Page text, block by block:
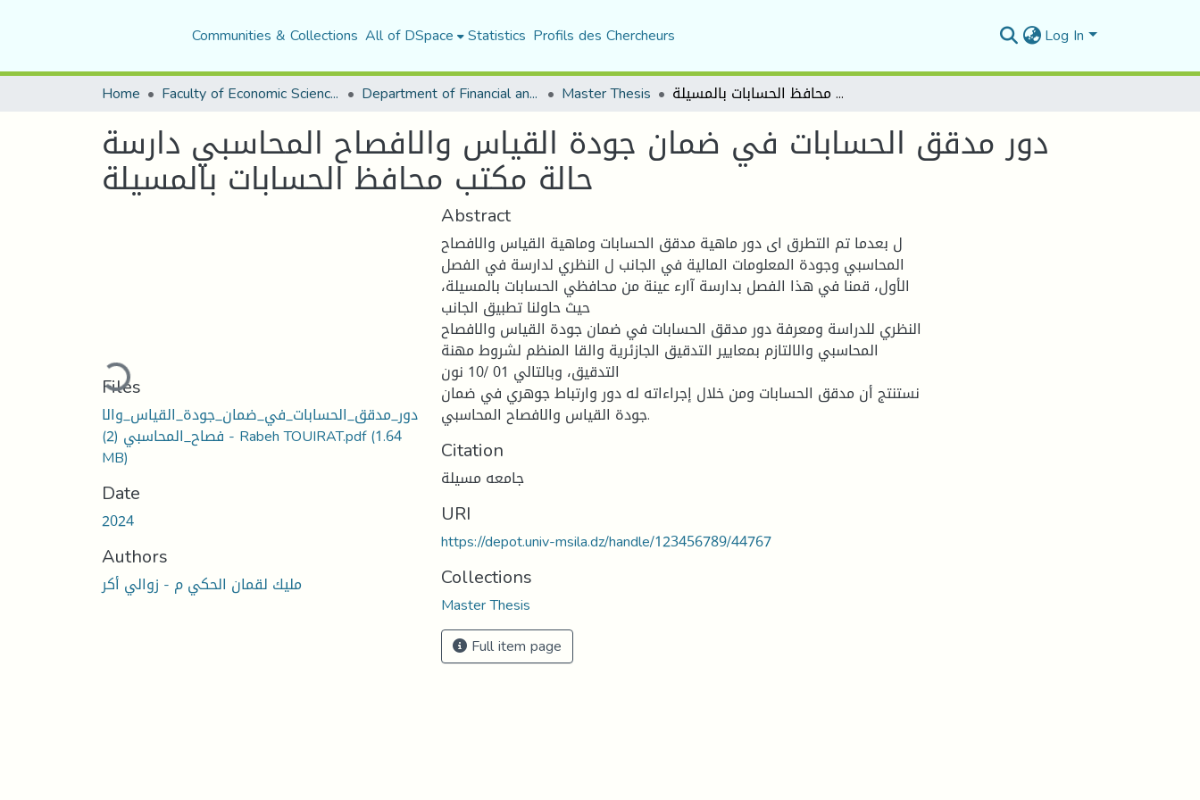
Communities & Collections All of DSpace Statistics Profils des Chercheurs Log In
Home Faculty of Economic Sciences, Commerce and Management Sciences Department of Financial and Accounting Sciences Master Thesis دور مدقق الحسابات في ضمان جودة القياس والافصاح المحاسبي دارسة حالة مكتب محافظ الحسابات بالمسيلة
دور مدقق الحسابات في ضمان جودة القياس والافصاح المحاسبي دارسة
حالة مكتب محافظ الحسابات بالمسيلة
Loading...
Files
دور_مدقق_الحسابات_في_ضمان_جودة_القياس_والا
فصاح_المحاسبي (2) - Rabeh TOUIRAT.pdf(1.64
MB)
Date
2024
Authors
مليك لقمان الحكي م - زوالي أكر
Abstract
ل بعدما تم التطرق اى دور ماهية مدقق الحسابات وماهية القياس والافصاح
المحاسبي وجودة المعلومات المالية في الجانب ل النظري لدارسة في الفصل
الأول، قمنا في هذا الفصل بدارسة آارء عينة من محافظي الحسابات بالمسيلة،
حيث حاولنا تطبيق الجانب
النظري للدراسة ومعرفة دور مدقق الحسابات في ضمان جودة القياس والافصاح
المحاسبي والالتازم بمعايير التدقيق الجازئرية والقا المنظم لشروط مهنة
التدقيق، وبالتالي 01 /10 نون
نستنتج أن مدقق الحسابات ومن خلال إجراءاته له دور وارتباط جوهري في ضمان
جودة القياس والافصاح المحاسبي.
Citation
جامعه مسيلة
URI
https://depot.univ-msila.dz/handle/123456789/44767
Collections
Master Thesis
Full item page